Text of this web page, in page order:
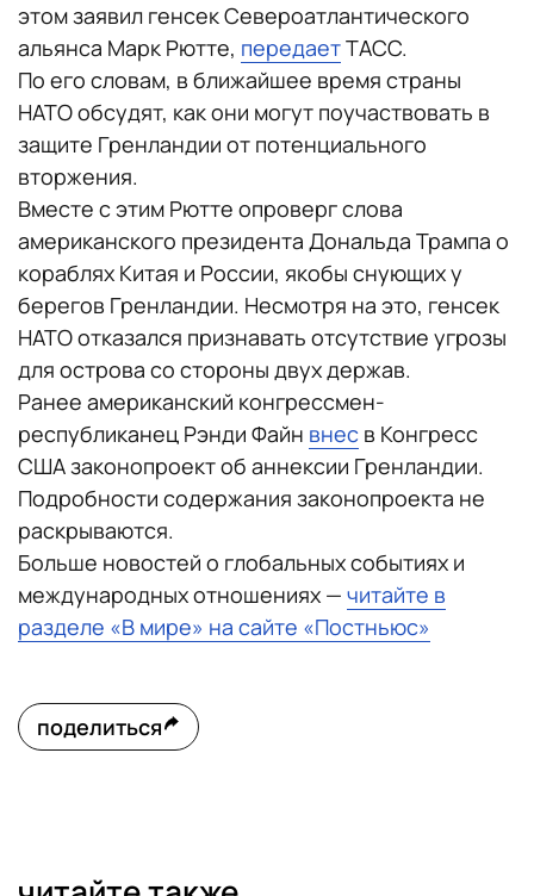
этом заявил генсек Североатлантического
альянса Марк Рютте, передаетТАСС.
По его словам, в ближайшее время страны
НАТО обсудят, как они могут поучаствовать в
защите Гренландии от потенциального
вторжения.
Вместе с этим Рютте опроверг слова
американского президента Дональда Трампа о
кораблях Китая и России, якобы снующих у
берегов Гренландии. Несмотря на это, генсек
НАТО отказался признавать отсутствие угрозы
для острова со стороны двух держав.
Ранее американский конгрессмен-
республиканец Рэнди Файн внес в Конгресс
США законопроект об аннексии Гренландии.
Подробности содержания законопроекта не
раскрываются.
Больше новостей о глобальных событиях и
международных отношениях — читайте в
разделе «В мире» на сайте «Постньюс»
поделиться